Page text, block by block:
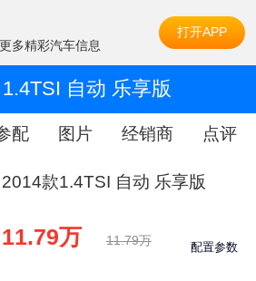
多精彩汽车信息
打开APP
自动 乐享版
配 图片 经销商 点评
2014款1.4TSI 自动 乐享版
11.79万 11.79万 配置参数